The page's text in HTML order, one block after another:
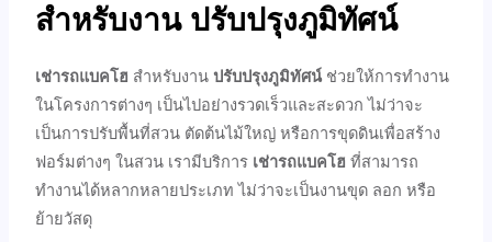
สำหรับงาน ปรับปรุงภูมิทัศน์
เช่ารถแบคโฮ สำหรับงานปรับปรุงภูมิทัศน์ช่วยให้การทำงาน
ในโครงการต่างๆ เป็นไปอย่างรวดเร็วและสะดวก ไม่ว่าจะ
เป็นการปรับพื้นที่สวน ตัดต้นไม้ใหญ่ หรือการขุดดินเพื่อสร้าง
ฟอร์มต่างๆ ในสวน เรามีบริการ เช่ารถแบคโฮ ที่สามารถ
ทำงานได้หลากหลายประเภท ไม่ว่าจะเป็นงานขุด ลอก หรือ
ย้ายวัสดุ